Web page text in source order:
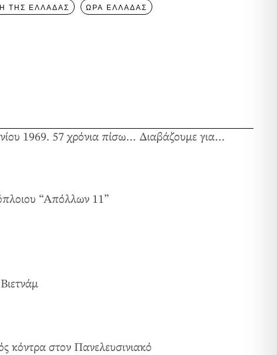
ΤΗΣ ΕΛΛΑΔΑΣ ΩΡΑ ΕΛΛΑΔΑΣ
1969. 57 χρόνια πίσω… Διαβάζουμε για…
“Απόλλων 11”
κόντρα στον Πανελευσινιακό